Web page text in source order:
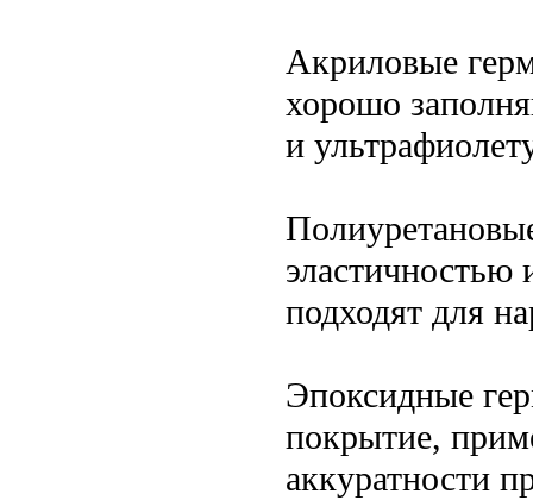
Акриловые
хорошо
и
эластичностью
подходят для
Эпоксидные
покрытие,
аккуратности